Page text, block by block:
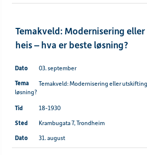
Temakveld: Modernisering
heis – hva er beste løsning?
03. september
Temakveld: Modernisering eller utskifting
løsning?
18-1930
Krambugata 7, Trondheim
31. august